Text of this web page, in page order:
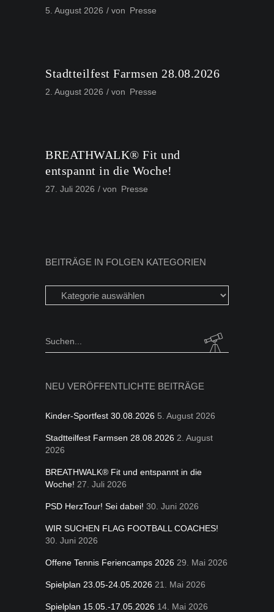
5. August 2026 von Presse
Stadtteilfest Farmsen 28.08.2026
2. August 2026 von Presse
BREATHWALK® Fit und
entspannt in die Woche!
27. Juli 2026 von Presse
BEITRÄGE IN FOLGEN KATEGORIEN
Beiträge
in
Kategorien
Search
NEU VERÖFFENTLICHTE BEITRÄGE
Kinder-Sportfest 30.08.2026 5. August 2026
Stadtteilfest Farmsen 28.08.2026 2. August
2026
BREATHWALK® Fit und entspannt in die
Woche! 27. Juli 2026
PSD HerzTour! Sei dabei! 30. Juni 2026
WIR SUCHEN FLAG FOOTBALL COACHES!
30. Juni 2026
Offene Tennis Feriencamps 2026 29. Mai 2026
Spielplan 23.05-24.05.2026 21. Mai 2026
Spielplan 15.05.-17.05.2026 14. Mai 2026